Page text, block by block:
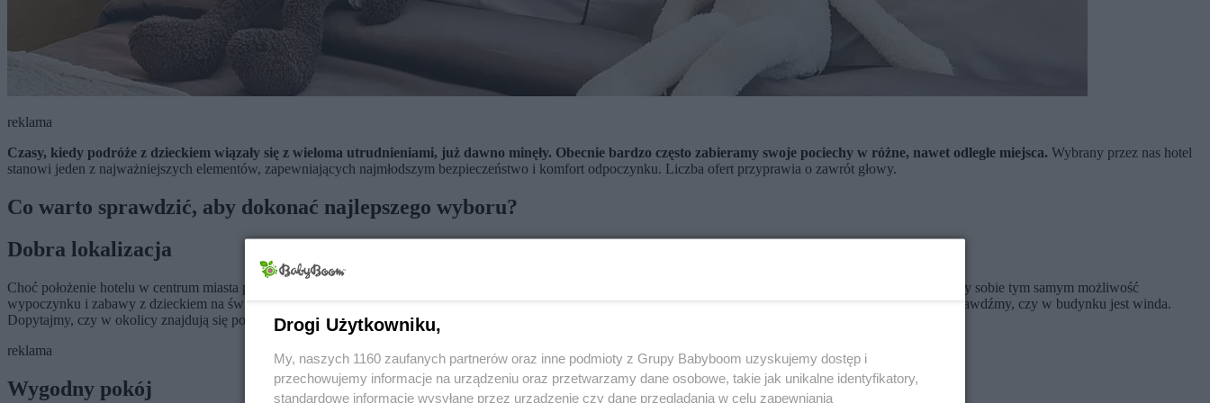
reklama
Czasy, kiedy podróże z dzieckiem wiązały się z wieloma utrudnieniami, już dawno minęły. Obecnie bardzo często zabieramy swoje pociechy w różne, nawet odległe miejsca. Wybrany przez nas hotel
stanowi jeden z najważniejszych elementów, zapewniających najmłodszym bezpieczeństwo i komfort odpoczynku. Liczba ofert przyprawia o zawrót głowy.
Co warto sprawdzić, aby dokonać najlepszego wyboru?
Dobra lokalizacja
Choć położenie hotelu w centrum miasta posiada wiele zalet, podczas podróży z dzieckiem zdecydowanie warto wybrać obiekty zlokalizowane bliżej natury. Zapewnimy sobie tym samym możliwość
wypoczynku i zabawy z dzieckiem na świeżym powietrzu. Warto zwrócić uwagę na hotelowy parking. Unikajmy miejsc, gdzie wychodzi on bezpośrednio na ulicę. Sprawdźmy, czy w budynku jest winda.
Dopytajmy, czy w okolicy znajdują się podjazdy dla wózków.
reklama
Wygodny pokój
Drogi Użytkowniku,
My, naszych 1160 zaufanych partnerów oraz inne podmioty z Grupy Babyboom uzyskujemy dostęp i
przechowujemy informacje na urządzeniu oraz przetwarzamy dane osobowe, takie jak unikalne identyfikatory,
standardowe informacje wysyłane przez urządzenie czy dane przeglądania w celu zapewniania